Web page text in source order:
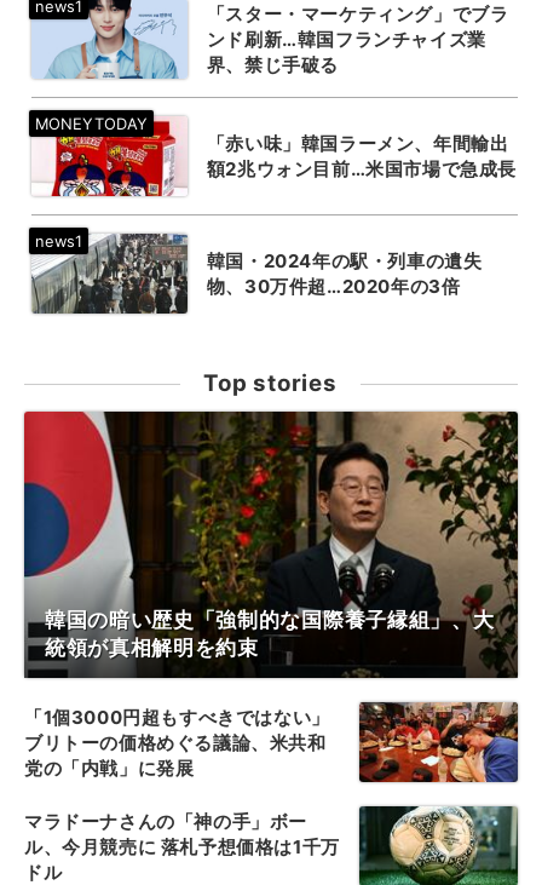
「スター・マーケティング」でブラ
ンド刷新…韓国フランチャイズ業
界、禁じ手破る
「赤い味」韓国ラーメン、年間輸出
額2兆ウォン目前…米国市場で急成長
韓国・2024年の駅・列車の遺失
物、30万件超…2020年の3倍
Top stories
韓国の暗い歴史「強制的な国際養子縁組」、大
統領が真相解明を約束
「1個3000円超もすべきではない」
ブリトーの価格めぐる議論、米共和
党の「内戦」に発展
マラドーナさんの「神の手」ボー
ル、今月競売に 落札予想価格は1千万
ドル